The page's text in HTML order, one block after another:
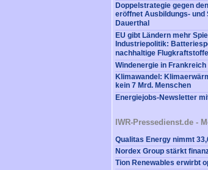
Doppelstrategie gegen
eröffnet Ausbildungs- und
Dauerthal
EU gibt Ländern mehr
Industriepolitik:
nachhaltige
Windenergie in
Klimawandel:
kein 7 Mrd. Menschen
Energiejobs-Newsletter
IWR-Pressedienst.de -